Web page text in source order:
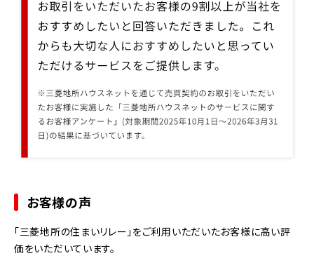
お客様の声
「三菱地所の住まいリレー」をご利用いただいたお客様に高い評
価をいただいています。